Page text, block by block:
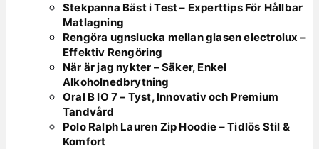
Stekpanna Bäst i Test – Experttips För Hållbar
Matlagning
Rengöra ugnslucka mellan glasen electrolux –
Effektiv Rengöring
När är jag nykter – Säker, Enkel
Alkoholnedbrytning
Oral B IO 7 – Tyst, Innovativ och Premium
Tandvård
Polo Ralph Lauren Zip Hoodie – Tidlös Stil &
Komfort